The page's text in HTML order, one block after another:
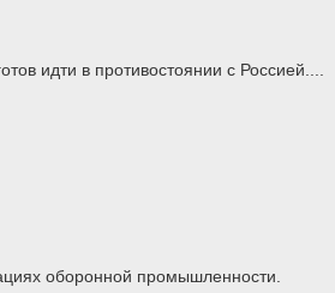
идти в противостоянии с Россией....
оборонной промышленности.